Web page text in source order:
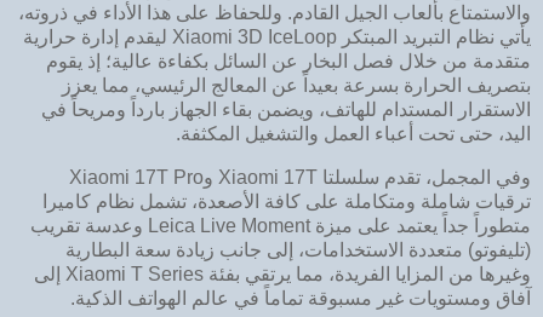
والاستمتاع بألعاب الجيل القادم. وللحفاظ على هذا الأداء في ذروته،
يأتي نظام التبريد المبتكر Xiaomi 3D IceLoop ليقدم إدارة حرارية
متقدمة من خلال فصل البخار عن السائل بكفاءة عالية؛ إذ يقوم
بتصريف الحرارة بسرعة بعيداً عن المعالج الرئيسي، مما يعزز
الاستقرار المستدام للهاتف، ويضمن بقاء الجهاز بارداً ومريحاً في
اليد، حتى تحت أعباء العمل والتشغيل المكثفة.
وفي المجمل، تقدم سلسلتا Xiaomi 17T وXiaomi 17T Pro
ترقيات شاملة ومتكاملة على كافة الأصعدة، تشمل نظام كاميرا
متطوراً جداً يعتمد على ميزة Leica Live Moment وعدسة تقريب
(تليفوتو) متعددة الاستخدامات، إلى جانب زيادة سعة البطارية
وغيرها من المزايا الفريدة، مما يرتقي بفئة Xiaomi T Series إلى
آفاق ومستويات غير مسبوقة تماماً في عالم الهواتف الذكية.